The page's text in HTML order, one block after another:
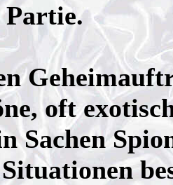
oft
Sachen